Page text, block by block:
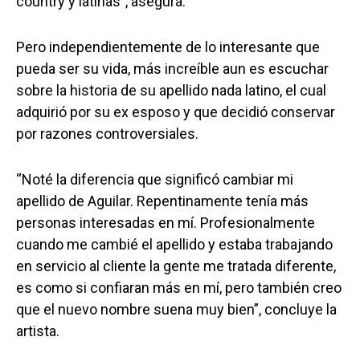
Pero independientemente de lo interesante que
pueda ser su vida, más increíble aun es escuchar
sobre la historia de su apellido nada latino, el cual
adquirió por su ex esposo y que decidió conservar
por razones controversiales.
“Noté la diferencia que significó cambiar mi
apellido de Aguilar. Repentinamente tenía más
personas interesadas en mí. Profesionalmente
cuando me cambié el apellido y estaba trabajando
en servicio al cliente la gente me tratada diferente,
es como si confiaran más en mí, pero también creo
que el nuevo nombre suena muy bien”, concluye la
artista.